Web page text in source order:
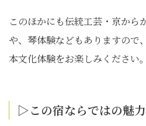
このほかにも伝統工芸・京から
や、琴体験などもありますので
本文化体験をお楽しみください。
▷この宿ならではの魅⼒